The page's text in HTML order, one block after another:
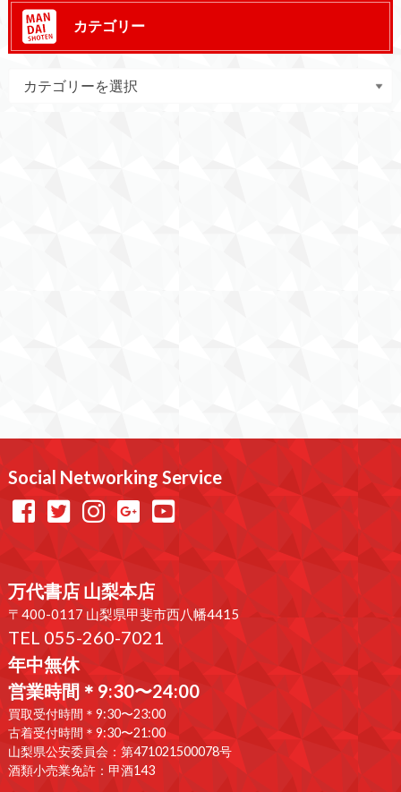
カテゴリー
Social Networking Service
万代書店 山梨本店
〒400-0117 山梨県甲斐市西八幡4415
TEL 055-260-7021
年中無休
営業時間＊9:30〜24:00
買取受付時間＊9:30〜23:00
古着受付時間＊9:30〜21:00
山梨県公安委員会：第471021500078号
酒類小売業免許：甲酒143